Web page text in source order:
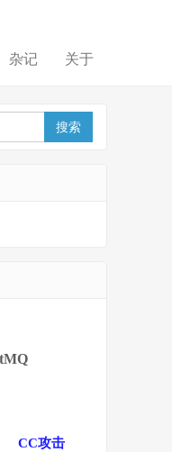
杂记 关于
CC攻击